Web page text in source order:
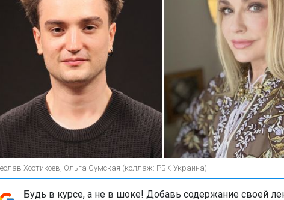
Хостикоев, Ольга Сумская (коллаж: РБК-Украина)
Будь в курсе, а не в шоке! Добавь содержание своей